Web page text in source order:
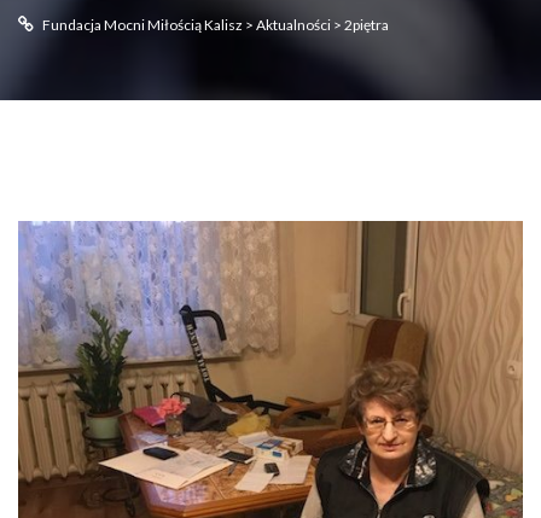
Fundacja Mocni Miłością Kalisz > Aktualności > 2piętra